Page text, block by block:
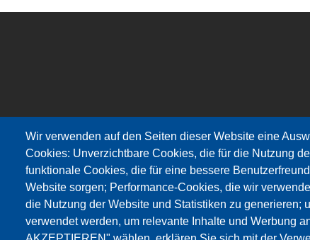
Wir verwenden auf den Seiten dieser Website eine
Cookies: Unverzichtbare Cookies, die für die Nutzung
funktionale Cookies, die für eine bessere
Website sorgen; Performance-Cookies, die wir
die Nutzung der Website und Statistiken zu generieren;
verwendet werden, um relevante Inhalte und Werbung